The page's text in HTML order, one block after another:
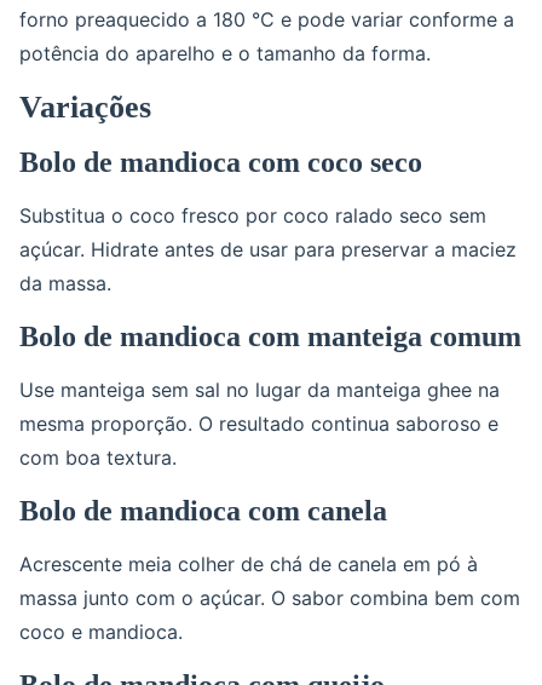
forno preaquecido a 180 °C e pode variar conforme a
potência do aparelho e o tamanho da forma.
Variações
Bolo de mandioca com coco seco
Substitua o coco fresco por coco ralado seco sem
açúcar. Hidrate antes de usar para preservar a maciez
da massa.
Bolo de mandioca com manteiga comum
Use manteiga sem sal no lugar da manteiga ghee na
mesma proporção. O resultado continua saboroso e
com boa textura.
Bolo de mandioca com canela
Acrescente meia colher de chá de canela em pó à
massa junto com o açúcar. O sabor combina bem com
coco e mandioca.